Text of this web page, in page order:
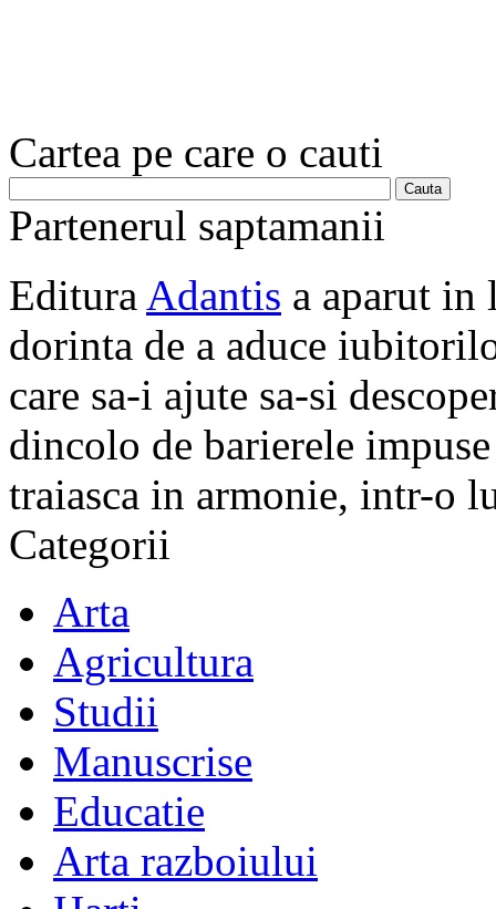
Cartea pe care o cauti
Partenerul saptamanii
Editura Adantis a aparut in
dorinta de a aduce
care sa-i ajute sa-si
dincolo de barierele
traiasca in armonie, intr-o
Categorii
Arta
Agricultura
Studii
Manuscrise
Educatie
Arta razboiului